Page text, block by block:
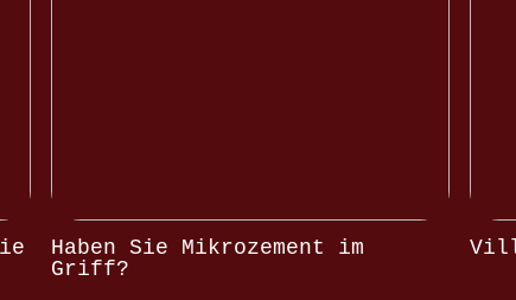
Haben Sie Mikrozement im
Griff?